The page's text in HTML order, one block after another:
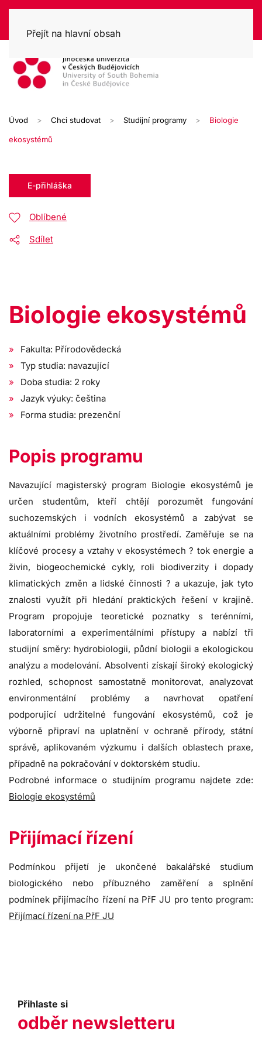
Přejít na hlavní obsah
Úvod Chci studovat Studijní programy Biologie
ekosystémů
E-přihláška
Oblíbené
Sdílet
Biologie ekosystémů
Fakulta: Přírodovědecká
Typ studia: navazující
Doba studia: 2 roky
Jazyk výuky: čeština
Forma studia: prezenční
Popis programu
Navazující magisterský program Biologie ekosystémů je
určen studentům, kteří chtějí porozumět fungování
suchozemských i vodních ekosystémů a zabývat se
aktuálními problémy životního prostředí. Zaměřuje se na
klíčové procesy a vztahy v ekosystémech ? tok energie a
živin, biogeochemické cykly, roli biodiverzity i dopady
klimatických změn a lidské činnosti ? a ukazuje, jak tyto
znalosti využít při hledání praktických řešení v krajině.
Program propojuje teoretické poznatky s terénními,
laboratorními a experimentálními přístupy a nabízí tři
studijní směry: hydrobiologii, půdní biologii a ekologickou
analýzu a modelování. Absolventi získají široký ekologický
rozhled, schopnost samostatně monitorovat, analyzovat
environmentální problémy a navrhovat opatření
podporující udržitelné fungování ekosystémů, což je
výborně připraví na uplatnění v ochraně přírody, státní
správě, aplikovaném výzkumu i dalších oblastech praxe,
případně na pokračování v doktorském studiu.
Podrobné informace o studijním programu najdete zde:
Biologie ekosystémů
Přijímací řízení
Podmínkou přijetí je ukončené bakalářské studium
biologického nebo příbuzného zaměření a splnění
podmínek přijímacího řízení na PřF JU pro tento program:
Přijímací řízení na PřF JU
Přihlaste si
odběr newsletteru